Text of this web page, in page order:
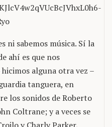
ni sabemos música. Sí la
ahí es que nos
alguna otra vez –
tanguera, en
los sonidos de Roberto
Coltrane; y a veces se